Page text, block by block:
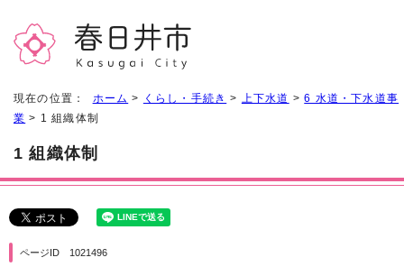
現在の位置： ホーム > くらし・手続き > 上下水道 >6 水道・下水道事
業 > 1 組織体制
1 組織体制
ページID 1021496